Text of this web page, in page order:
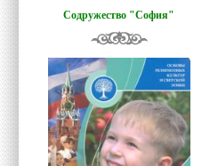
Содружество "София"